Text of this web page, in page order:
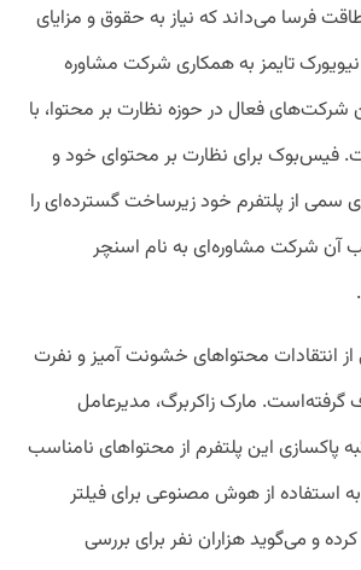
فرسا می‌داند که نیاز به حقوق و مزایای
تایمز به همکاری شرکت مشاوره
شرکت‌های فعال در حوزه نظارت بر محتوا، با
فیس‌بوک برای نظارت بر محتوای خود و
از پلتفرم خود زیرساخت گسترده‌ای را
آن شرکت مشاوره‌ای به نام اسنچر
انتقادات محتواهای خشونت آمیز و نفرت
مارک زاکربرگ، مدیرعامل
این پلتفرم از محتواهای نامناسب
استفاده از هوش مصنوعی برای فیلتر
و می‌گوید هزاران نفر برای بررسی